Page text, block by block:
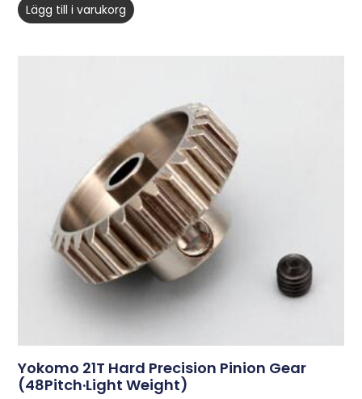
Lägg till i varukorg
Yokomo 21T Hard Precision Pinion Gear
(48Pitch·Light Weight)